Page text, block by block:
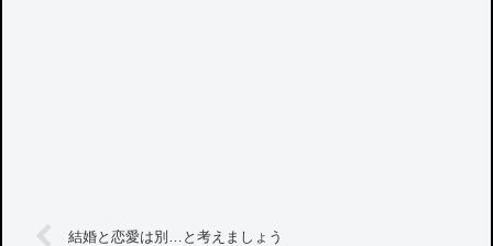
結婚と恋愛は別…と考えましょう